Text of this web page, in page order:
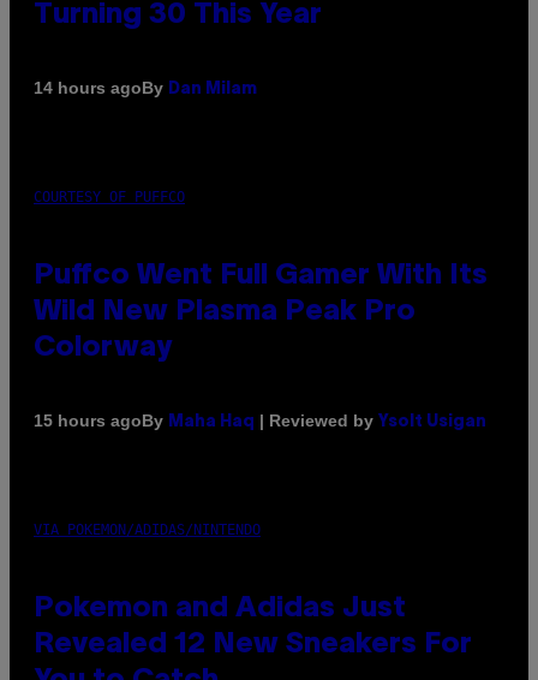
Turning 30 This Year
14 hours agoBy Dan Milam
COURTESY OF PUFFCO
Puffco Went Full Gamer With Its
Wild New Plasma Peak Pro
Colorway
15 hours agoBy Maha Haq | Reviewed by Ysolt Usigan
VIA POKEMON/ADIDAS/NINTENDO
Pokemon and Adidas Just
Revealed 12 New Sneakers For